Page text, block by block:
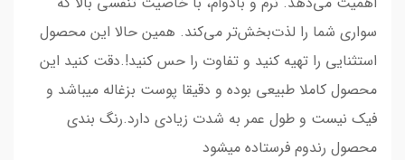
سواری شما را لذت‌بخش‌تر می‌کند. همین حالا این محصول
استثنایی را تهیه کنید و تفاوت را حس کنید!.دقت کنید این
محصول کاملا طبیعی بوده و دقیقا پوست بزغاله میباشد و
فیک نیست و طول عمر به شدت زیادی دارد.رنگ بندی
محصول رندوم فرستاده میشود